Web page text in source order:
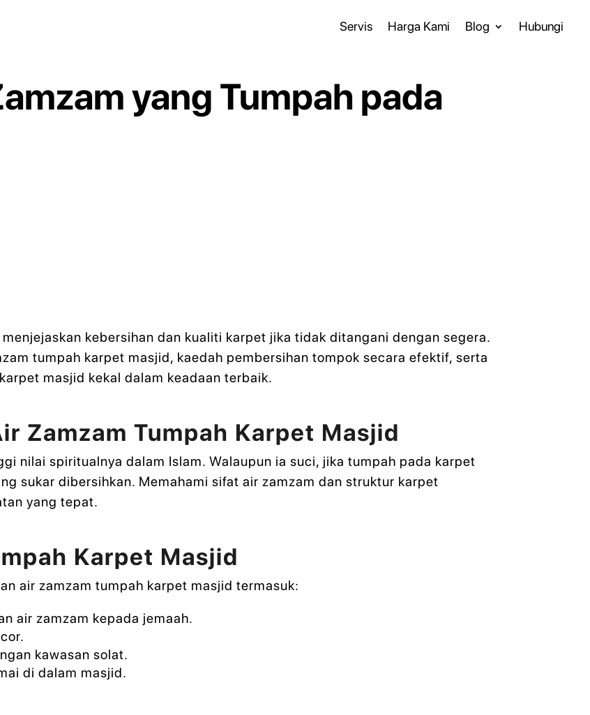
Servis Harga Kami Blog Hubungi
yang Tumpah pada
kebersihan dan kualiti karpet jika tidak ditangani dengan segera.
tumpah karpet masjid, kaedah pembersihan tompok secara efektif, serta
masjid kekal dalam keadaan terbaik.
Zamzam Tumpah Karpet Masjid
nilai spiritualnya dalam Islam. Walaupun ia suci, jika tumpah pada karpet
sukar dibersihkan. Memahami sifat air zamzam dan struktur karpet
yang tepat.
Karpet Masjid
air zamzam tumpah karpet masjid termasuk:
air zamzam kepada jemaah.
kawasan solat.
di dalam masjid.